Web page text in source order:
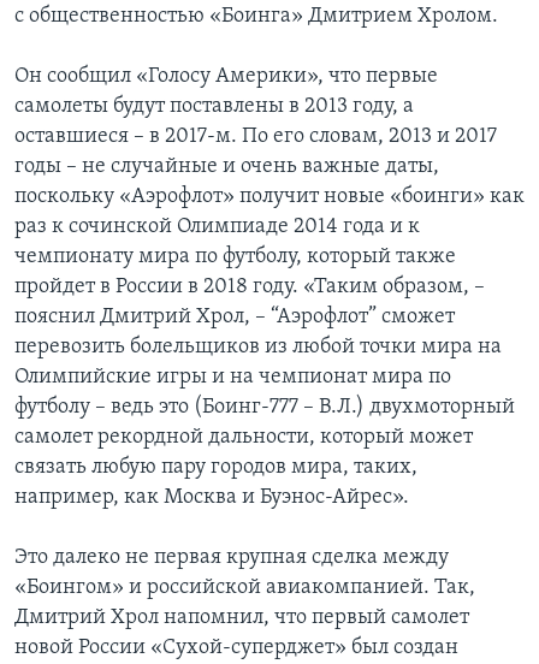
с общественностью «Боинга» Дмитрием Хролом.
Он сообщил «Голосу Америки», что первые
самолеты будут поставлены в 2013 году, а
оставшиеся – в 2017-м. По его словам, 2013 и 2017
годы – не случайные и очень важные даты,
поскольку «Аэрофлот» получит новые «боинги» как
раз к сочинской Олимпиаде 2014 года и к
чемпионату мира по футболу, который также
пройдет в России в 2018 году. «Таким образом, –
пояснил Дмитрий Хрол, – “Аэрофлот” сможет
перевозить болельщиков из любой точки мира на
Олимпийские игры и на чемпионат мира по
футболу – ведь это (Боинг-777 – В.Л.) двухмоторный
самолет рекордной дальности, который может
связать любую пару городов мира, таких,
например, как Москва и Буэнос-Айрес».
Это далеко не первая крупная сделка между
«Боингом» и российской авиакомпанией. Так,
Дмитрий Хрол напомнил, что первый самолет
новой России «Сухой-суперджет» был создан